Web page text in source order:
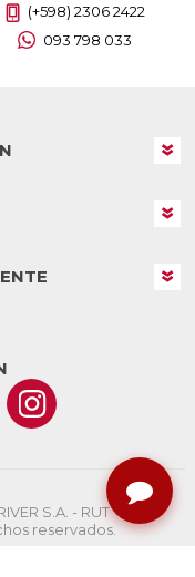
(+598) 2306 2422
093 798 033
S.A. - RUT
reservados.